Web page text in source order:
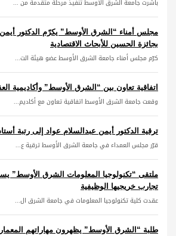
باشرت جامعة الشرق الأوسط تنفيذ مرحلة متقدمة من ...
مجلس أمناء “الشرق الأوسط” يكرّم الدكتور
بجائزة الحسين للأبحاث الاقتصادية
كرّم مجلس أمناء جامعة الشرق الأوسط عضو هيئة الت...
اتفاقية تعاون بين “الشرق الأوسط” وأكاديمية
وقعت جامعة الشرق الأوسط اتفاقية تعاون مع أكاديم...
ترقية الدكتور أيمن عبدالسلام عواد إلى رتبة
قرّر مجلس العمداء في جامعة الشرق الأوسط ترقية ع...
ملتقى “تكنولوجيا المعلومات الشرق الأوسط”
تجارب خريجيها الوظيفية
عقدت كلية تكنولوجيا المعلومات في جامعة الشرق ال...
طلبة “الشرق الأوسط” يظهرون مهاراتهم